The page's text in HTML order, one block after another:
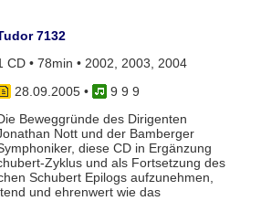
7132
CD • 78min • 2002, 2003, 2004
28.09.2005•
9 9 9
Beweggründe des Dirigenten
Nott und der Bamberger
diese CD in Ergänzung
Zyklus und als Fortsetzung des
Schubert Epilogs aufzunehmen,
und ehrenwert wie das